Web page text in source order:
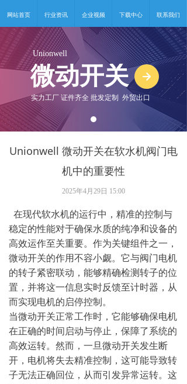
网站首页 行业资讯 企业视频 下载中心 联系我们
实力工厂 证件齐全 批发定制 外贸出口
微动开关
Unionwell
녒
Unionwell 微动开关在软水机阀门电
机中的重要性
在现代软水机的运行中，精准的控制与
稳定的性能对于确保水质的纯净和设备的
高效运作至关重要。作为关键组件之一，
微动开关的作用不容小觑。它与阀门电机
的转子紧密联动，能够精确检测转子的位
置，并将这一信息实时反馈至计时器，从
而实现电机的启停控制。
当微动开关正常工作时，它能够确保电机
在正确的时间启动与停止，保障了系统的
高效运转。然而，一旦微动开关发生断
开，电机将失去精准控制，这可能导致转
子无法正确回位，从而引发异常运转。这
2025年4月29日 15:00